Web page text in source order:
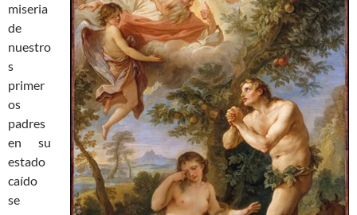
miseria
de
nuestro
s
primer
os
padres
en su
estado
caído
se